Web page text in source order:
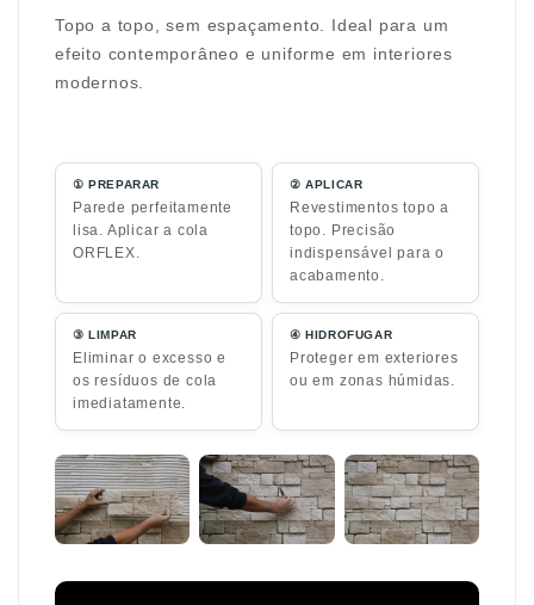
Topo a topo, sem espaçamento. Ideal para um
efeito contemporâneo e uniforme em interiores
modernos.
① PREPARAR
Parede perfeitamente
lisa. Aplicar a cola
ORFLEX.
② APLICAR
Revestimentos topo a
topo. Precisão
indispensável para o
acabamento.
③ LIMPAR
Eliminar o excesso e
os resíduos de cola
imediatamente.
④ HIDROFUGAR
Proteger em exteriores
ou em zonas húmidas.